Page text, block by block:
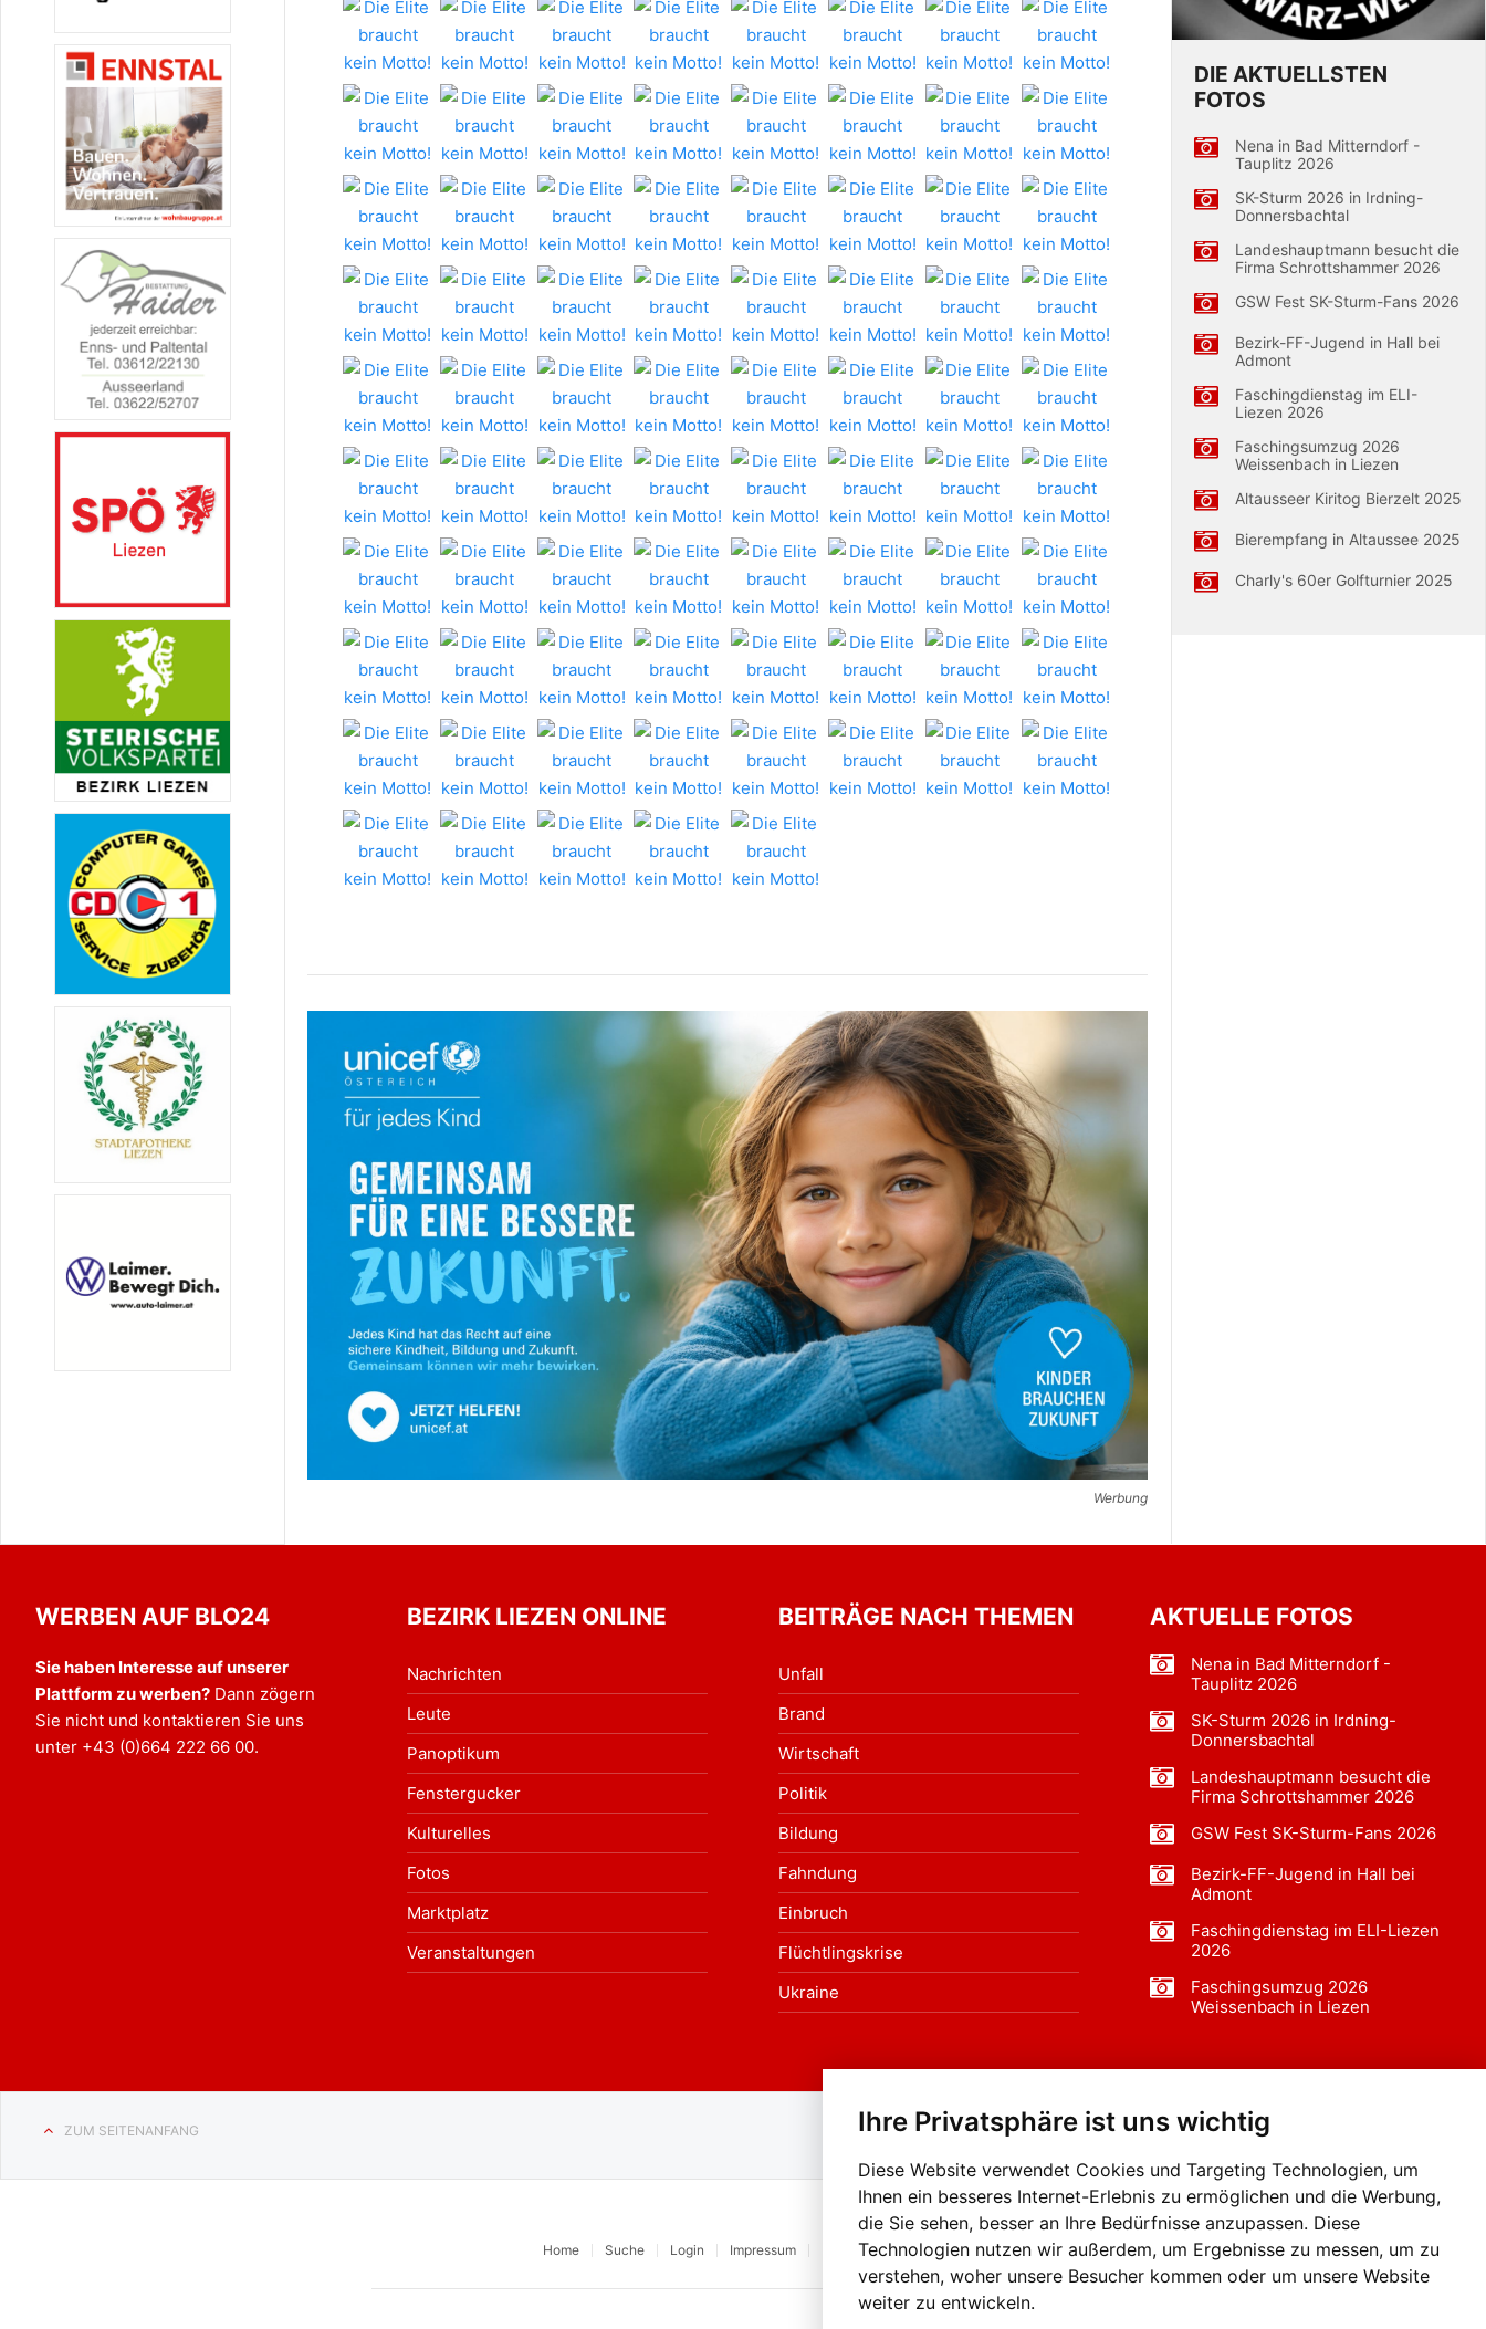
Ihre Privatsphäre ist uns wichtig
Diese Website verwendet Cookies und Targeting Technologien, um
Ihnen ein besseres Internet-Erlebnis zu ermöglichen und die Werbung,
die Sie sehen, besser an Ihre Bedürfnisse anzupassen. Diese
Technologien nutzen wir außerdem, um Ergebnisse zu messen, um zu
verstehen, woher unsere Besucher kommen oder um unsere Website
weiter zu entwickeln.
Werbung
DIE AKTUELLSTEN
FOTOS
Nena in Bad Mitterndorf -
Tauplitz 2026
SK-Sturm 2026 in Irdning-
Donnersbachtal
Landeshauptmann besucht die
Firma Schrottshammer 2026
GSW Fest SK-Sturm-Fans 2026
Bezirk-FF-Jugend in Hall bei
Admont
Faschingdienstag im ELI-
Liezen 2026
Faschingsumzug 2026
Weissenbach in Liezen
Altausseer Kiritog Bierzelt 2025
Bierempfang in Altaussee 2025
Charly's 60er Golfturnier 2025
WERBEN AUF BLO24
Sie haben Interesse auf unserer
Plattform zu werben? Dann zögern
Sie nicht und kontaktieren Sie uns
unter +43 (0)664 222 66 00.
BEZIRK LIEZEN ONLINE
Nachrichten
Leute
Panoptikum
Fenstergucker
Kulturelles
Fotos
Marktplatz
Veranstaltungen
BEITRÄGE NACH THEMEN
Unfall
Brand
Wirtschaft
Politik
Bildung
Fahndung
Einbruch
Flüchtlingskrise
Ukraine
AKTUELLE FOTOS
Nena in Bad Mitterndorf -
Tauplitz 2026
SK-Sturm 2026 in Irdning-
Donnersbachtal
Landeshauptmann besucht die
Firma Schrottshammer 2026
GSW Fest SK-Sturm-Fans 2026
Bezirk-FF-Jugend in Hall bei
Admont
Faschingdienstag im ELI-Liezen
2026
Faschingsumzug 2026
Weissenbach in Liezen
ZUM SEITENANFANG Auf BLO24.at werben?+43 (0)664 2226600
Home Suche Login Impressum Datenschutz Kontakt